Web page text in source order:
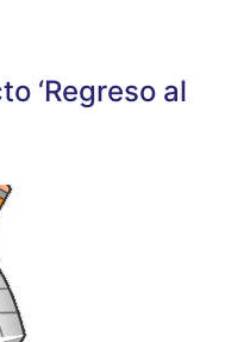
‘Regreso al